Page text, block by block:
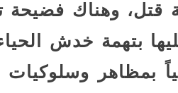
قتل، وهناك فضيحة
بتهمة خدش
بمظاهر